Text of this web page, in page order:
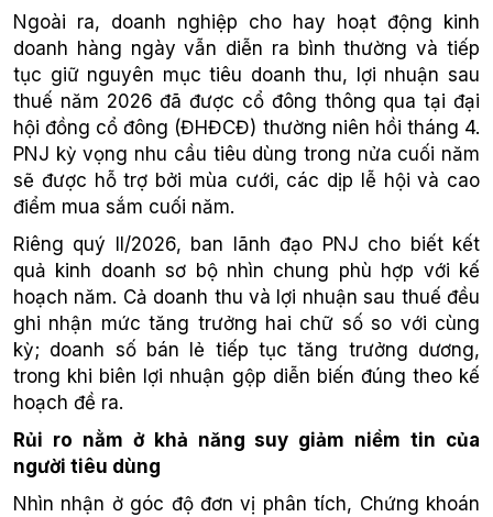
Ngoài ra, doanh nghiệp cho hay hoạt động kinh
doanh hàng ngày vẫn diễn ra bình thường và tiếp
tục giữ nguyên mục tiêu doanh thu, lợi nhuận sau
thuế năm 2026 đã được cổ đông thông qua tại đại
hội đồng cổ đông (ĐHĐCĐ) thường niên hồi tháng 4.
PNJ kỳ vọng nhu cầu tiêu dùng trong nửa cuối năm
sẽ được hỗ trợ bởi mùa cưới, các dịp lễ hội và cao
điểm mua sắm cuối năm.
Riêng quý II/2026, ban lãnh đạo PNJ cho biết kết
quả kinh doanh sơ bộ nhìn chung phù hợp với kế
hoạch năm. Cả doanh thu và lợi nhuận sau thuế đều
ghi nhận mức tăng trưởng hai chữ số so với cùng
kỳ; doanh số bán lẻ tiếp tục tăng trưởng dương,
trong khi biên lợi nhuận gộp diễn biến đúng theo kế
hoạch đề ra.
Rủi ro nằm ở khả năng suy giảm niềm tin của
người tiêu dùng
Nhìn nhận ở góc độ đơn vị phân tích, Chứng khoán